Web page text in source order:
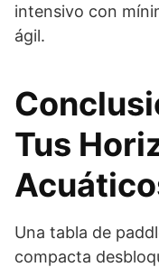
intensivo con
ágil.
Tus
Una tabla de
compacta